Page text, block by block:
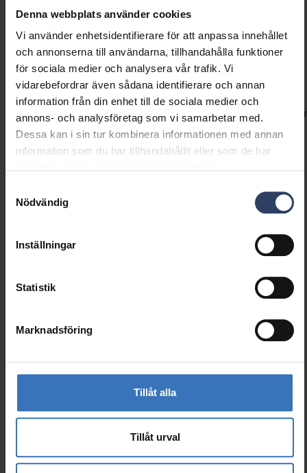
Denna webbplats använder cookies
Vi använder enhetsidentifierare för att anpassa innehållet
och annonserna till användarna, tillhandahålla funktioner
för sociala medier och analysera vår trafik. Vi
vidarebefordrar även sådana identifierare och annan
information från din enhet till de sociala medier och
annons- och analysföretag som vi samarbetar med.
Dessa kan i sin tur kombinera informationen med annan
information som du har tillhandahållit eller som de har
Nödvändig
Inställningar
Statistik
Marknadsföring
Tillåt alla
Tillåt urval
Teknisk information
Koder Produktversioner Nedladdningar Teknisk
Kod
Liknande produkter